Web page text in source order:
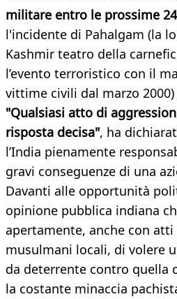
militare entro le prossime
l'incidente di Pahalgam (la
Kashmir teatro della
l’evento terroristico con il
vittime civili dal marzo
"Qualsiasi atto di
risposta decisa", ha
l’India pienamente
gravi conseguenze di una
Davanti alle opportunità
opinione pubblica indiana
apertamente, anche con
musulmani locali, di volere
da deterrente contro quella
la costante minaccia